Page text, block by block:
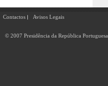
Contactos Avisos Legais
© 2007 Presidência da República Portuguesa